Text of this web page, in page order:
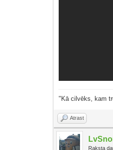
"Kā cilvēks, kam
Atrast
Raksta